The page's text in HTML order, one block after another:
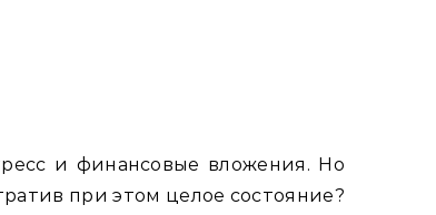
и финансовые вложения. Но
при этом целое состояние?